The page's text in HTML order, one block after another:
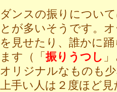
ダンスの振りについ
とが多いそうです。
を見せたり、誰かに
ます（「 振りうつし
オリジナルなものも
上手い人は２度ほど